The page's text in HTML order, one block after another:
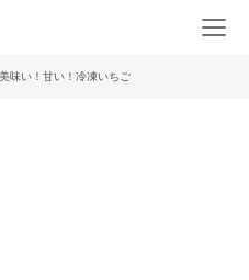
美味い！甘い！冷凍いちご